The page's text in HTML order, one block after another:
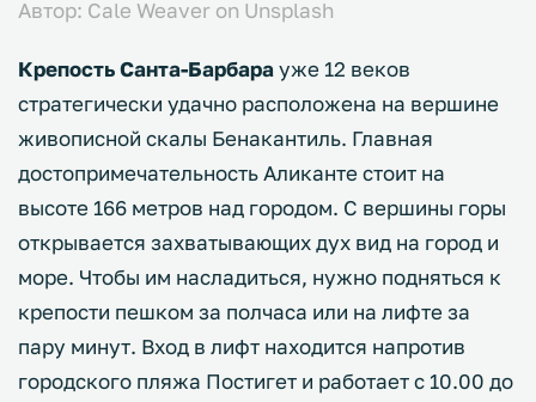
Автор: Cale Weaver on Unsplash
Крепость Санта-Барбарауже 12 веков
стратегически удачно расположена на вершине
живописной скалы Бенакантиль. Главная
достопримечательность Аликанте стоит на
высоте 166 метров над городом. С вершины горы
открывается захватывающих дух вид на город и
море. Чтобы им насладиться, нужно подняться к
крепости пешком за полчаса или на лифте за
пару минут. Вход в лифт находится напротив
городского пляжа Постигет и работает с 10.00 до